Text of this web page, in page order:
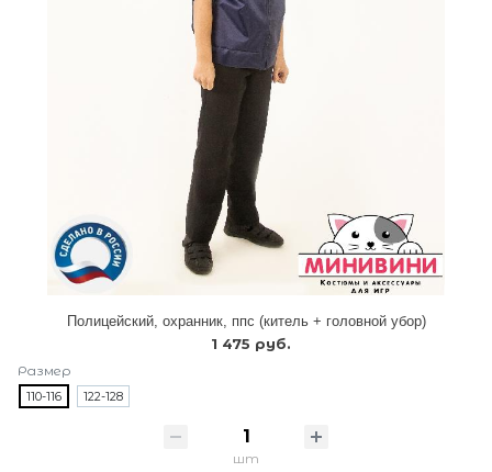
Полицейский, охранник, ппс (китель + головной убор)
1 475 руб.
Размер
110-116 122-128
шт